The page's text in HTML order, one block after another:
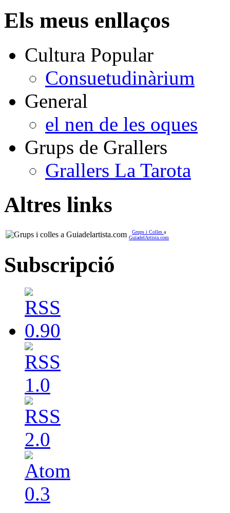
Els meus enllaços
Cultura Popular
Consuetudinàrium
General
el nen de les oques
Grups de Grallers
Grallers La Tarota
Altres links
Grups i Colles a
GuiadelArtista.com
Subscripció